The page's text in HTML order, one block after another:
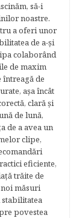
să-i
noastre.​
a oferi unor
de a-şi
colaborând
de maxim
întreagă de
aşa încât
clară şi
de lună,
de a avea un
clipe,
eficiente,
trăite de
măsuri
stabilitatea
povestea